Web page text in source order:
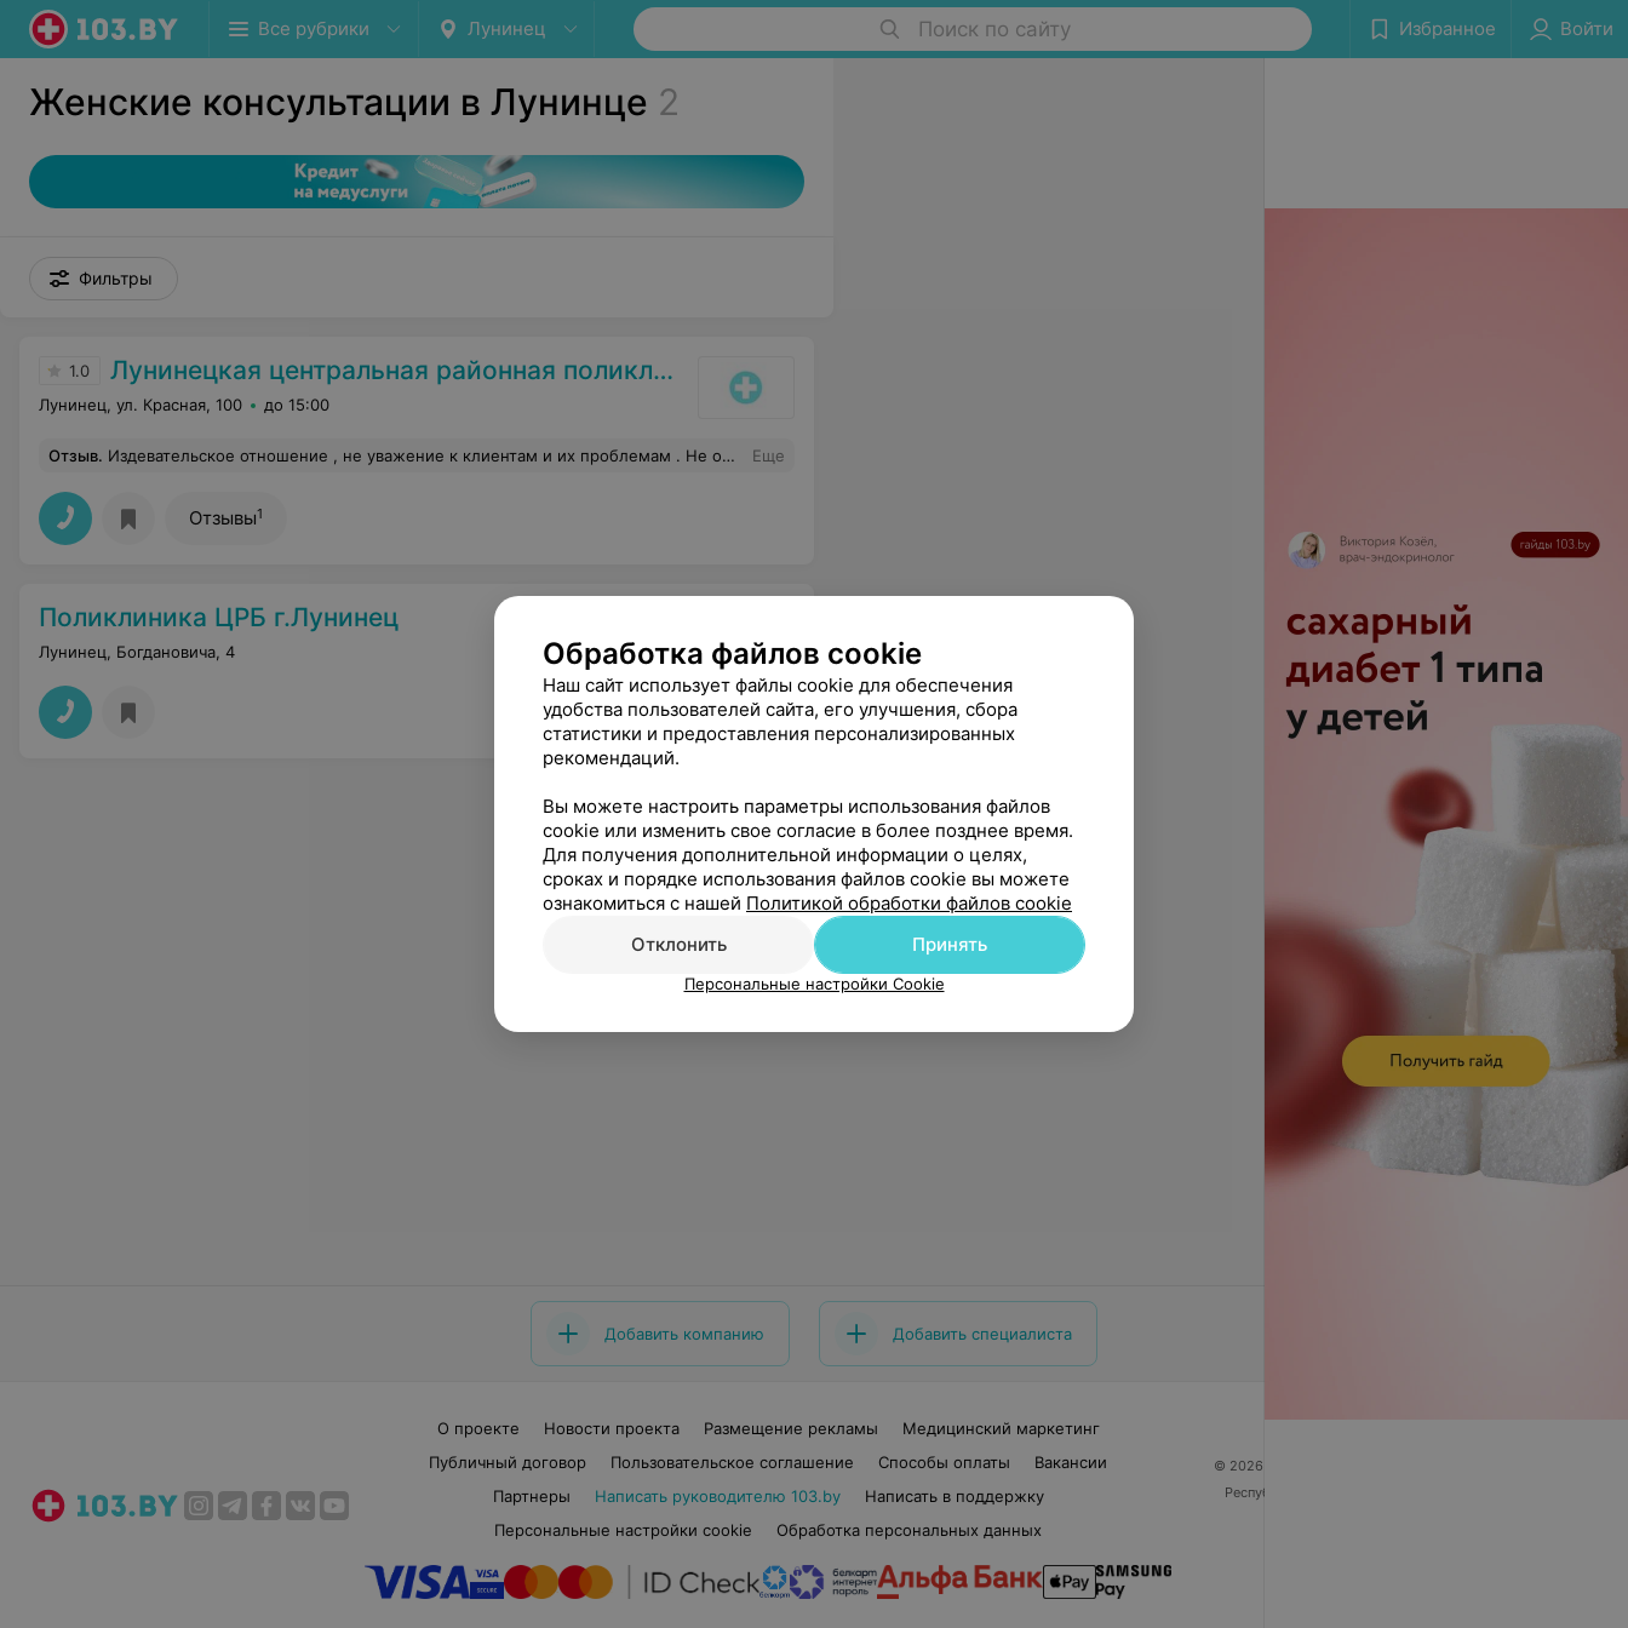
Все рубрики Лунинец Поиск по сайту Избранное Войти
Женские консультации в Лунинце 2
Фильтры
1.0 Лунинецкая центральная районная поликлиника
Лунинец, ул. Красная, 100 до 15:00
Отзыв. Издевательское отношение , не уважение к клиентам и их проблемам . Не организованность и не согласованность обслуживания клиентов .. Еще
Отзывы1
Поликлиника ЦРБ г.Лунинец
Лунинец, Богдановича, 4
Добавить компанию Добавить специалиста
О проекте Новости проекта Размещение рекламы
Медицинский маркетинг
Публичный договор
Пользовательское соглашение Способы оплаты
Вакансии
Партнеры
Написать руководителю 103.by
Написать в поддержку
Персональные настройки cookie
Обработка персональных данных
© 2026 ООО «Артокс Лаб», УНП 191700409
Республика Беларусь, г. Минск, улица Толбухина, 2,
Обработка файлов cookie
Наш сайт использует файлы cookie для обеспечения
удобства пользователей сайта, его улучшения, сбора
статистики и предоставления персонализированных
рекомендаций.
Вы можете настроить параметры использования файлов
cookie или изменить свое согласие в более позднее время.
Для получения дополнительной информации о целях,
сроках и порядке использования файлов cookie вы можете
ознакомиться с нашей Политикой обработки файлов cookie
Отклонить
Принять
Персональные настройки Cookie